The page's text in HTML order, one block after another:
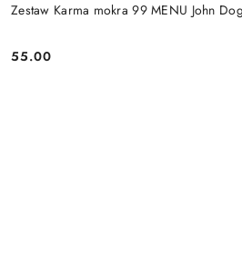
Zestaw Karma mokra 99 MENU John
Cena:
55.00